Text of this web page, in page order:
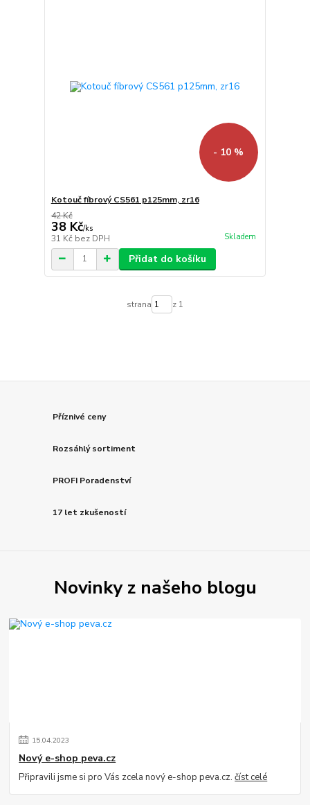
- 10 %
Kotouč fíbrový CS561 p125mm, zr16
42 Kč
38 Kč/ks
31 Kč bez DPH Skladem
Přidat do košíku
strana z 1
Příznivé ceny
Rozsáhlý sortiment
PROFI Poradenství
17 let zkušeností
Novinky z našeho blogu
15.04.2023
Nový e-shop peva.cz
Připravili jsme si pro Vás zcela nový e-shop peva.cz.číst celé